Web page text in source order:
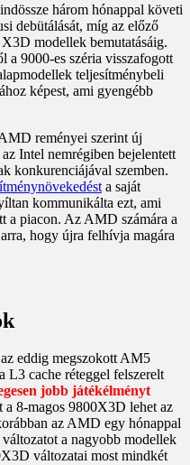
három hónappal követi
debütálását, míg az előző
modellek bemutatásáig.
a 9000-es széria visszafogott
teljesítménybeli
képest, ami gyengébb
reményei szerint új
Intel nemrégiben bejelentett
konkurenciájával szemben.
a saját
kommunikálta ezt, ami
a piacon. Az AMD számára a
hogy újra felhívja magára
eddig megszokott AM5
L3 cache réteggel felszerelt
jobb játékélményt
8-magos 9800X3D lehet az
az AMD egy hónappal
a nagyobb modellek
változatai most mindkét